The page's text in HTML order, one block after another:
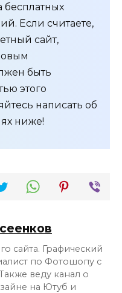
Если считаете,
сайт,
быть
этого
написать об
ниже!
сайта. Графический
по Фотошопу с
веду канал о
на Ютуб и